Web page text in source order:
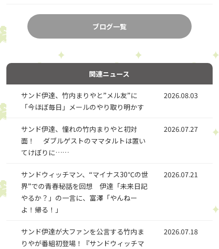
ブログ一覧
関連ニュース
サンド伊達、竹内まりやと”メル友”に
「今ほぼ毎日」メールのやり取り明かす
2026.08.03
サンド伊達、憧れの竹内まりやと初対
面！ ダブルゲストのママタルトは置い
てけぼりに……
2026.07.27
サンドウィッチマン、“マイナス30℃の世
界”での青春秘話を回想 伊達「未来日記
やるか？」の一言に、富澤「やんねー
よ！帰る！」
2026.07.21
サンド伊達が大ファンを公言する竹内ま
りやが番組初登場！『サンドウィッチマ
2026.07.18